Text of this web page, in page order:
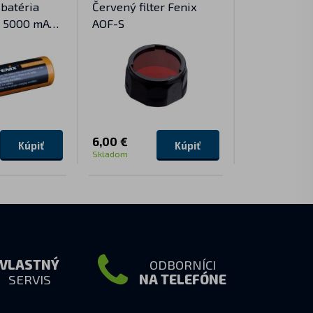
mAh
Kúpiť
Červený filter Fenix
AOF-S
6,00 €
Skladom
Kúpiť
VLASTNÝ
SERVIS
ODBORNÍCI
NA TELEFÓNE